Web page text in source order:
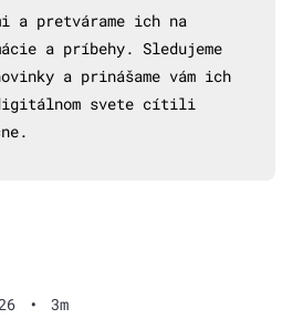
a pretvárame ich na
a príbehy. Sledujeme
a prinášame vám ich
svete cítili
•
3m